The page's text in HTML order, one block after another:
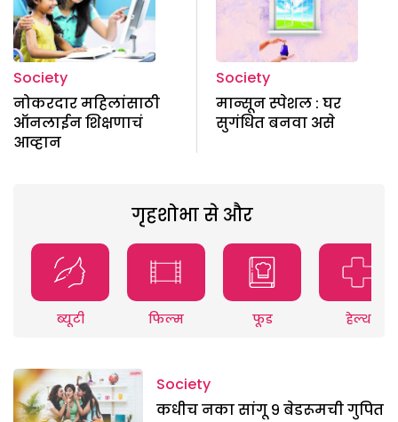
Society
नोकरदार महिलांसाठी
ऑनलाईन शिक्षणाचं
आव्हान
Society
मान्सून स्पेशल : घर
सुगंधित बनवा असे
गृहशोभा से और
ब्यूटी फिल्म फूड हेल्थ
Society
कधीच नका सांगू ९ बेडरूमची गुपित